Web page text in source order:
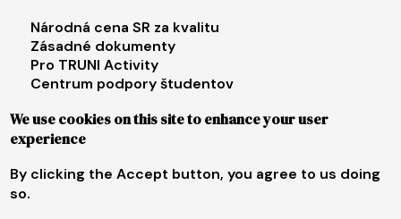
Footer menu 3
Národná cena SR za kvalitu
Zásadné dokumenty
Pro TRUNI Activity
Centrum podpory študentov
Footer menu 4
E-shop
Instagram
We use cookies on this site to enhance your user
experience
By clicking the Accept button, you agree to us doing
so.